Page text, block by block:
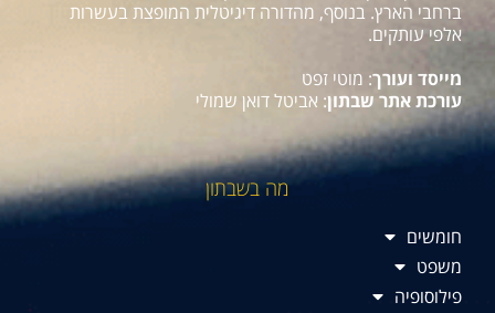
ברחבי הארץ. בנוסף, מהדורה דיגיטלית המופצת בעשרות
אלפי עותקים.
מייסד ועורך: מוטי זפט
עורכת אתר שבתון: אביטל דואן שמולי
מה בשבתון
חומשים
משפט
פילוסופיה